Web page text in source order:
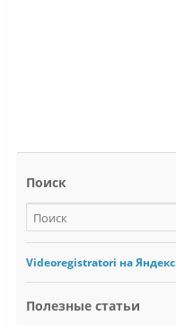
Поиск
Videoregistratori на
Полезные статьи